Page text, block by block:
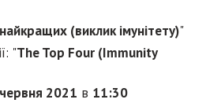
(виклик імунітету)"
"The Top Four (Immunity
2021 в 11:30